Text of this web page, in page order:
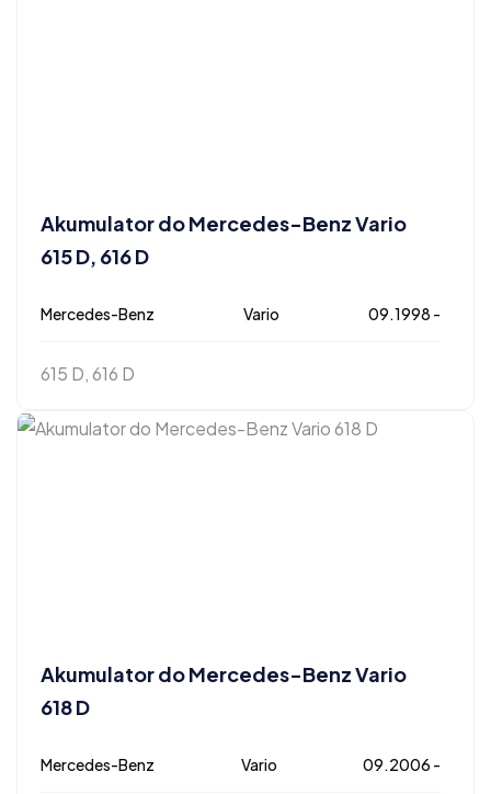
Akumulator do Mercedes-Benz Vario
615 D, 616 D
Mercedes-Benz Vario 09.1998 -
615 D, 616 D
Akumulator do Mercedes-Benz Vario
618 D
Mercedes-Benz Vario 09.2006 -